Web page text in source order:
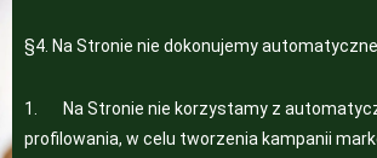
§4. Na Stronie nie dokonujemy
1. Na Stronie nie korzystamy z
profilowania, w celu tworzenia kampanii